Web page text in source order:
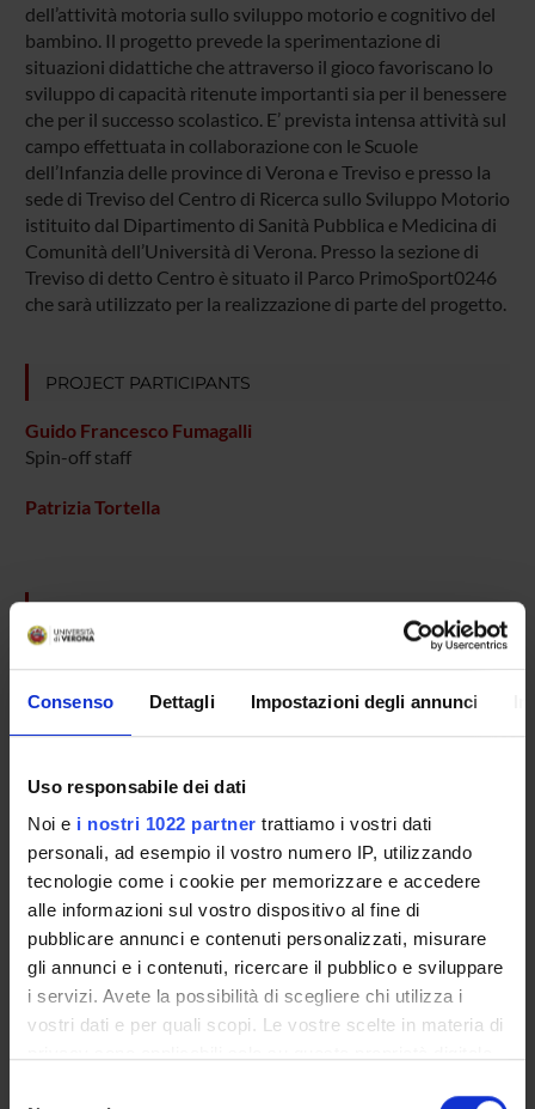
Consenso Dettagli Impostazioni degli annunci
Uso responsabile dei dati
Noi e i nostri 1022 partner trattiamo i vostri dati
personali, ad esempio il vostro numero IP, utilizzando
tecnologie come i cookie per memorizzare e accedere
alle informazioni sul vostro dispositivo al fine di
pubblicare annunci e contenuti personalizzati, misurare
gli annunci e i contenuti, ricercare il pubblico e sviluppare
i servizi. Avete la possibilità di scegliere chi utilizza i
vostri dati e per quali scopi. Le vostre scelte in materia di
dell’attività motoria sullo sviluppo motorio e cognitivo del
bambino. Il progetto prevede la sperimentazione di
situazioni didattiche che attraverso il gioco favoriscano lo
sviluppo di capacità ritenute importanti sia per il benessere
che per il successo scolastico. E’ prevista intensa attività sul
campo effettuata in collaborazione con le Scuole
dell’Infanzia delle province di Verona e Treviso e presso la
sede di Treviso del Centro di Ricerca sullo Sviluppo Motorio
istituito dal Dipartimento di Sanità Pubblica e Medicina di
Comunità dell’Università di Verona. Presso la sezione di
Treviso di detto Centro è situato il Parco PrimoSport0246
che sarà utilizzato per la realizzazione di parte del progetto.
PROJECT PARTICIPANTS
Guido Francesco Fumagalli
Spin-off staff
Patrizia Tortella
TRONDHEIM-NORWAY Department of Psychology
Universitat Pompeu Fabra Barcelona Spain
Giorgio Buzzavo
Associazione "Laboratorio 0246"
RESEARCH AREAS INVOLVED IN THE PROJECT
Pharmacology & Pharmacy (DDSP)
Pharmacology & Pharmacy (DNBM)